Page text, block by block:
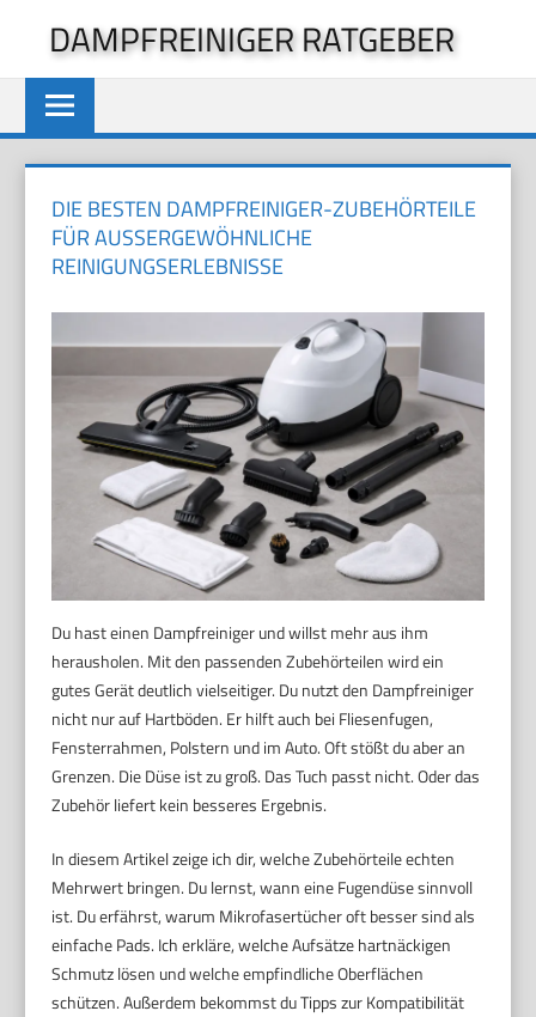
springen
DAMPFREINIGER RATGEBER
DIE BESTEN DAMPFREINIGER-ZUBEHÖRTEILE
FÜR AUSSERGEWÖHNLICHE R
EINIGUNGSERLEBNISSE
Du hast einen Dampfreiniger und willst mehr aus ihm
herausholen. Mit den passenden Zubehörteilen wird ein
gutes Gerät deutlich vielseitiger. Du nutzt den Dampfreiniger
nicht nur auf Hartböden. Er hilft auch bei Fliesenfugen,
Fensterrahmen, Polstern und im Auto. Oft stößt du aber an
Grenzen. Die Düse ist zu groß. Das Tuch passt nicht. Oder das
Zubehör liefert kein besseres Ergebnis.
In diesem Artikel zeige ich dir, welche Zubehörteile echten
Mehrwert bringen. Du lernst, wann eine Fugendüse sinnvoll
ist. Du erfährst, warum Mikrofasertücher oft besser sind als
einfache Pads. Ich erkläre, welche Aufsätze hartnäckigen
Schmutz lösen und welche empfindliche Oberflächen
schützen. Außerdem bekommst du Tipps zur Kompatibilität